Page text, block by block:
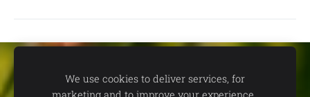
We use cookies to deliver services, for